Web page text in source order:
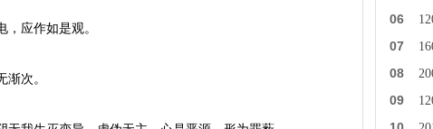
06
07
08
09